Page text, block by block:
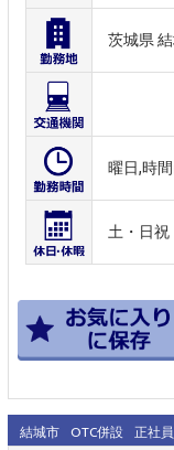
茨城県
曜日,時
土・日祝
結城市 OTC併設 正社員